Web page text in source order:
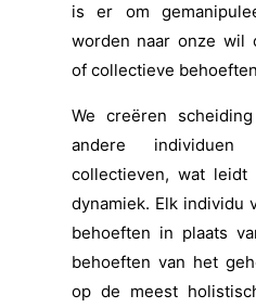
is er om
worden naar onze wil
of collectieve
We creëren
andere individuen
collectieven, wat
dynamiek. Elk individu
behoeften in plaats
behoeften van het
op de meest